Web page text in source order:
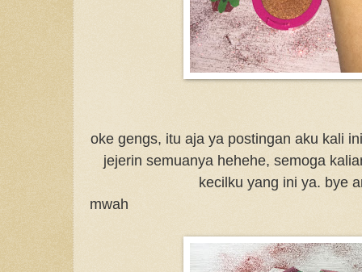
oke gengs, itu aja ya postingan aku kali
jejerin semuanya hehehe, semoga
kecilku yang ini ya. bye
mwah